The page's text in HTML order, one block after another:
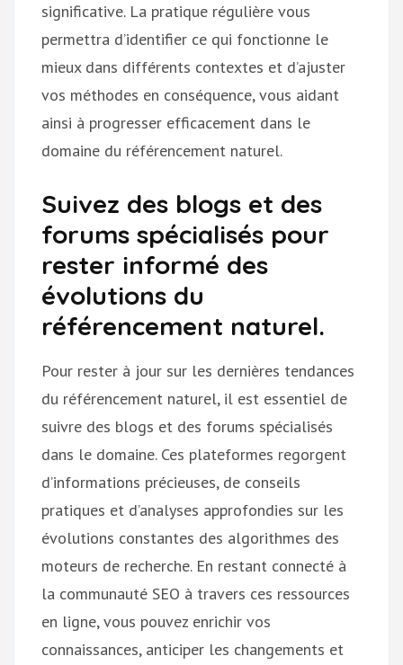
significative. La pratique régulière vous
permettra d’identifier ce qui fonctionne le
mieux dans différents contextes et d’ajuster
vos méthodes en conséquence, vous aidant
ainsi à progresser efficacement dans le
domaine du référencement naturel.
Suivez des blogs et des
forums spécialisés pour
rester informé des
évolutions du
référencement naturel.
Pour rester à jour sur les dernières tendances
du référencement naturel, il est essentiel de
suivre des blogs et des forums spécialisés
dans le domaine. Ces plateformes regorgent
d’informations précieuses, de conseils
pratiques et d’analyses approfondies sur les
évolutions constantes des algorithmes des
moteurs de recherche. En restant connecté à
la communauté SEO à travers ces ressources
en ligne, vous pouvez enrichir vos
connaissances, anticiper les changements et